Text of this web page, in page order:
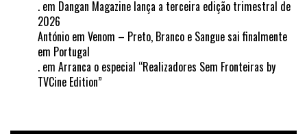
. em Dangan Magazine lança a terceira edição trimestral de
2026
António em Venom – Preto, Branco e Sangue sai finalmente
em Portugal
. em Arranca o especial “Realizadores Sem Fronteiras by
TVCine Edition”